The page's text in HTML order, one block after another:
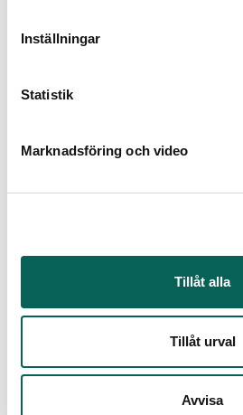
Inställningar
Statistik
Marknadsföring och video
Tillåt alla
Tillåt urval
Avvisa
Venus triumf